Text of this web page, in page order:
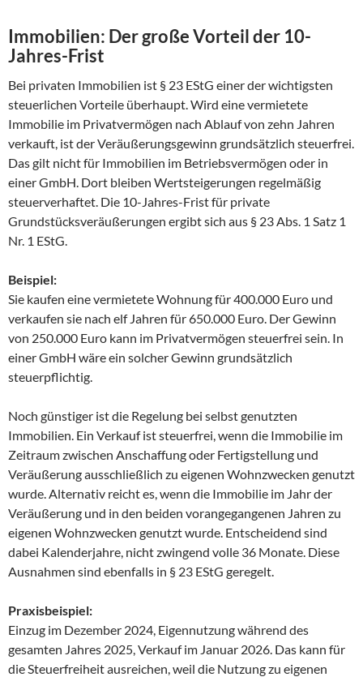
Immobilien: Der große Vorteil der 10-
Jahres-Frist
Bei privaten Immobilien ist § 23 EStG einer der wichtigsten
steuerlichen Vorteile überhaupt. Wird eine vermietete
Immobilie im Privatvermögen nach Ablauf von zehn Jahren
verkauft, ist der Veräußerungsgewinn grundsätzlich steuerfrei.
Das gilt nicht für Immobilien im Betriebsvermögen oder in
einer GmbH. Dort bleiben Wertsteigerungen regelmäßig
steuerverhaftet. Die 10-Jahres-Frist für private
Grundstücksveräußerungen ergibt sich aus § 23 Abs. 1 Satz 1
Nr. 1 EStG.
Beispiel:
Sie kaufen eine vermietete Wohnung für 400.000 Euro und
verkaufen sie nach elf Jahren für 650.000 Euro. Der Gewinn
von 250.000 Euro kann im Privatvermögen steuerfrei sein. In
einer GmbH wäre ein solcher Gewinn grundsätzlich
steuerpflichtig.
Noch günstiger ist die Regelung bei selbst genutzten
Immobilien. Ein Verkauf ist steuerfrei, wenn die Immobilie im
Zeitraum zwischen Anschaffung oder Fertigstellung und
Veräußerung ausschließlich zu eigenen Wohnzwecken genutzt
wurde. Alternativ reicht es, wenn die Immobilie im Jahr der
Veräußerung und in den beiden vorangegangenen Jahren zu
eigenen Wohnzwecken genutzt wurde. Entscheidend sind
dabei Kalenderjahre, nicht zwingend volle 36 Monate. Diese
Ausnahmen sind ebenfalls in § 23 EStG geregelt.
Praxisbeispiel:
Einzug im Dezember 2024, Eigennutzung während des
gesamten Jahres 2025, Verkauf im Januar 2026. Das kann für
die Steuerfreiheit ausreichen, weil die Nutzung zu eigenen